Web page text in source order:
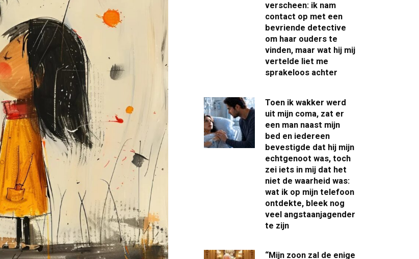
verscheen: ik nam
contact op met een
bevriende detective
om haar ouders te
vinden, maar wat hij mij
vertelde liet me
sprakeloos achter
Toen ik wakker werd
uit mijn coma, zat er
een man naast mijn
bed en iedereen
bevestigde dat hij mijn
echtgenoot was, toch
zei iets in mij dat het
niet de waarheid was:
wat ik op mijn telefoon
ontdekte, bleek nog
veel angstaanjagender
te zijn
“Mijn zoon zal de enige